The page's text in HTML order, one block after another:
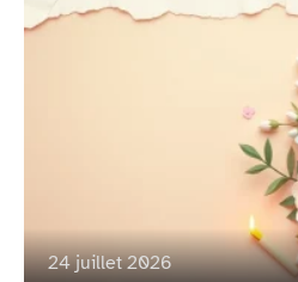
24 juillet 2026